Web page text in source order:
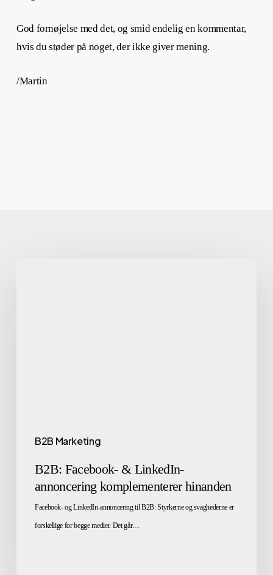
God fornøjelse med det, og smid endelig en kommentar,
hvis du støder på noget, der ikke giver mening.
/Martin
B2B Marketing
B2B: Facebook- & LinkedIn-
annoncering komplementerer hinanden
Facebook- og LinkedIn-annoncering til B2B: Styrkerne og svaghederne er
forskellige for begge medier. Det går…